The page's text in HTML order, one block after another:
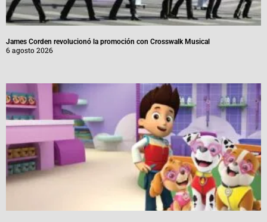
James Corden revolucionó la promoción con Crosswalk Musical
6 agosto 2026